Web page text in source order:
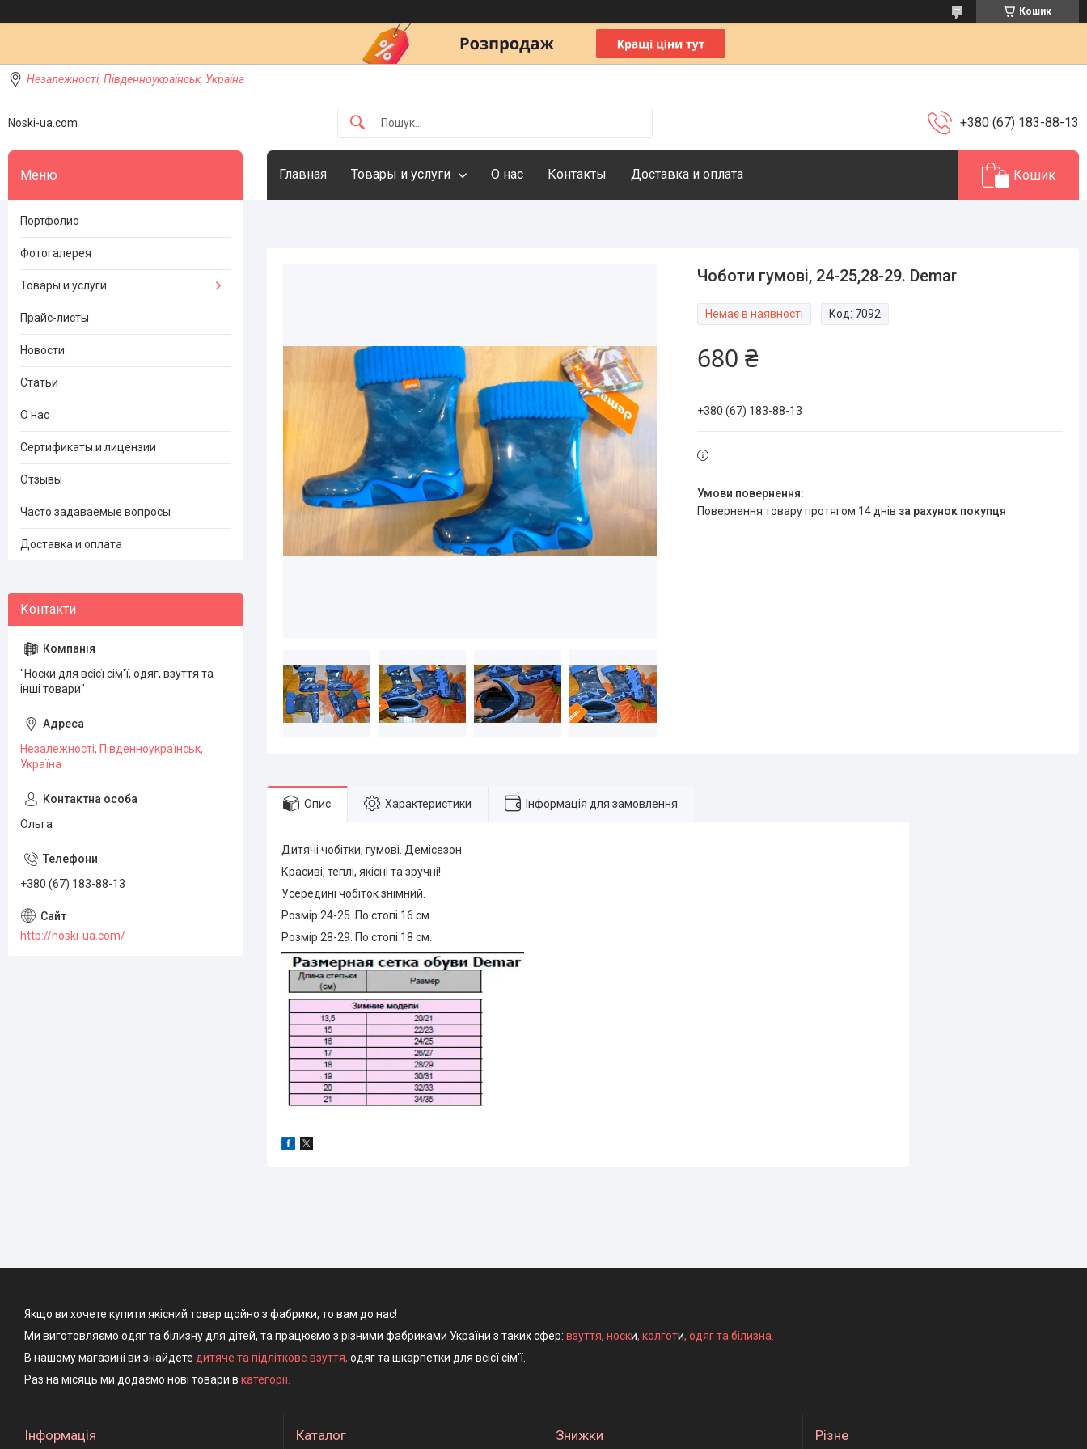
Кошик
Незалежності, Південноукраїнськ, Україна
Noski-ua.com +380 (67) 183-88-13
Главная Товары и услуги О нас Контакты Доставка и оплата Кошик
Чоботи гумові, 24-25,28-29. Demar
Немає в наявності Код: 7092
680 ₴
+380 (67) 183-88-13
повернення товару протягом 14 днів за рахунок покупця
Опис Характеристики Інформація для замовлення
Дитячі чобітки, гумові. Демісезон.
Красиві, теплі, якісні та зручні!
Усередині чобіток знімний.
Розмір 24-25. По стопі 16 см.
Розмір 28-29. По стопі 18 см.
Портфолио
Фотогалерея
Товары и услуги
Прайс-листы
Новости
Статьи
О нас
Сертификаты и лицензии
Отзывы
Часто задаваемые вопросы
Доставка и оплата
"Носки для всієї сім'ї, одяг, взуття та
інші товари"
Незалежності, Південноукраїнськ,
Україна
Ольга
+380 (67) 183-88-13
http://noski-ua.com/
Якщо ви хочете купити якісний товар щойно з фабрики, то вам до нас!
Ми виготовляємо одяг та білизну для дітей, та працюємо з різними фабриками України з таких сфер: взуття, носки, колготи, одяг та білизна.
В нашому магазині ви знайдете дитяче та підліткове взуття, одяг та шкарпетки для всієї сім'ї.
Раз на місяць ми додаємо нові товари в категорії.
Інформація Каталог Знижки Різне